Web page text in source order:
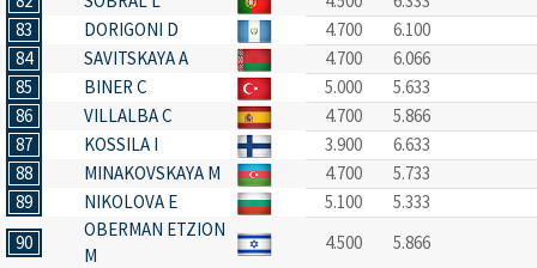
83
DORIGONI D 4.700
6.100
84
SAVITSKAYA A 4.700
6.066
85
BINER C 5.000
5.633
86
VILLALBA C 4.700
5.866
87
KOSSILA I 3.900
6.633
88
MINAKOVSKAYA M 4.700
5.733
89
NIKOLOVA E 5.100
5.333
90
OBERMAN ETZION
M
4.500
5.866